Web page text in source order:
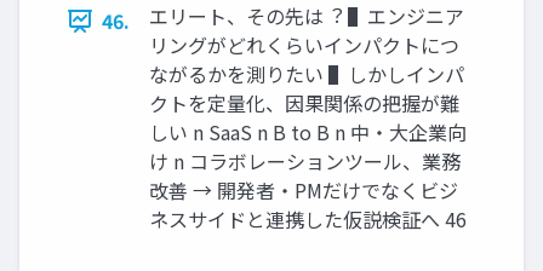
46.
エリート、その先は︖ ▌エンジニア
リングがどれくらいインパクトにつ
ながるかを測りたい ▌しかしインパ
クトを定量化、因果関係の把握が難
しい n SaaS n B to B n 中・⼤企業向
け n コラボレーションツール、業務
改善 → 開発者・PMだけでなくビジ
ネスサイドと連携した仮説検証へ 46